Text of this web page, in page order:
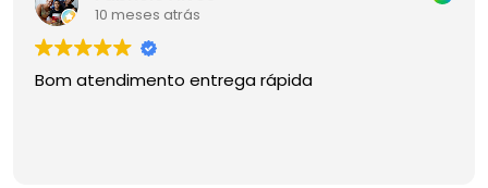
10 meses atrás
Bom atendimento entrega rápida